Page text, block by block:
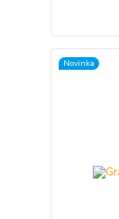
Novinka